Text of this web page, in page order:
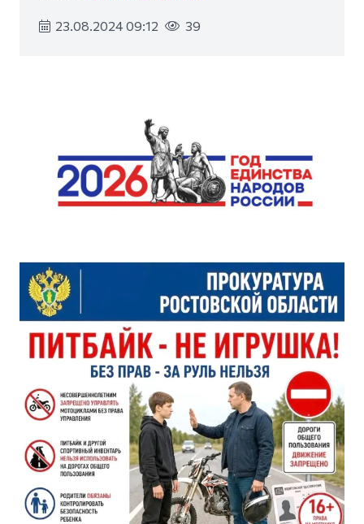
23.08.2024 09:12 39